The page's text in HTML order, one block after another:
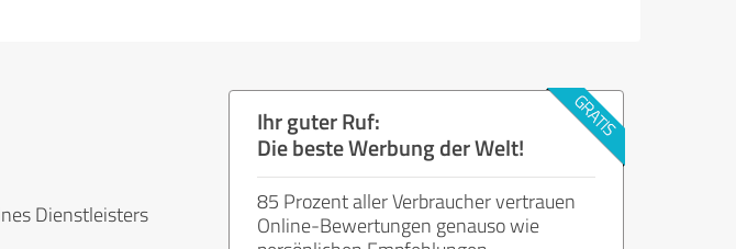
Dienstleisters
Ihr guter Ruf:
Die beste Werbung der Welt!
85 Prozent aller Verbraucher vertrauen
Online-Bewertungen genauso wie